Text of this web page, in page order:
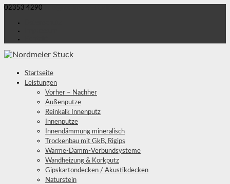
02353 4290
Startseite
Leistungen
Vorher – Nachher
Außenputze
Reinkalk Innenputz
Innenputze
Innendämmung mineralisch
Trockenbau mit GkB, Rigips
Wärme-Dämm-Verbundsysteme
Wandheizung & Korkputz
Gipskartondecken / Akustikdecken
Naturstein